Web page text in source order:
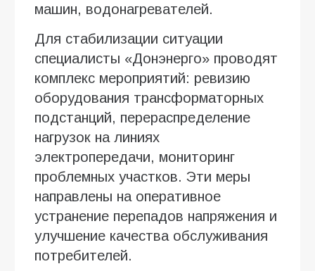
машин, водонагревателей.
Для стабилизации ситуации
специалисты «Донэнерго» проводят
комплекс мероприятий: ревизию
оборудования трансформаторных
подстанций, перераспределение
нагрузок на линиях
электропередачи, мониторинг
проблемных участков. Эти меры
направлены на оперативное
устранение перепадов напряжения и
улучшение качества обслуживания
потребителей.